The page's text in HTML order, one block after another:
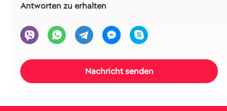
Antworten zu erhalten